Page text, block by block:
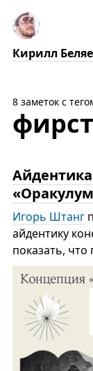
Кирилл
8 заметок с
Игорь Штанг
айдентику
показать, что